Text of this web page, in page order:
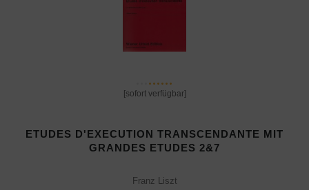
[sofort verfügbar]
ETUDES D'EXECUTION TRANSCENDANTE MIT
GRANDES ETUDES 2&7
Franz Liszt